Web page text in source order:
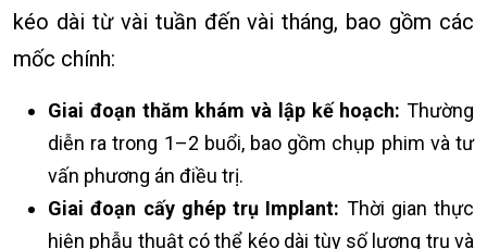
kéo dài từ vài tuần đến vài tháng, bao gồm các
mốc chính:
Giai đoạn thăm khám và lập kế hoạch: Thường
diễn ra trong 1–2 buổi,bao gồm chụp phim và tư
vấn phương án điều trị.
Giai đoạn cấy ghép trụ Implant: Thời gian thực
hiện phẫu thuật có thể kéo dài tùy số lượng trụ và